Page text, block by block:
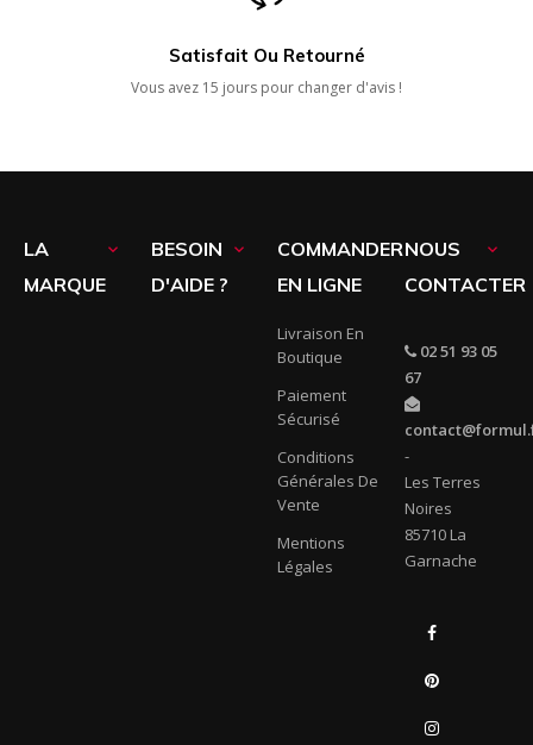
Satisfait Ou Retourné
Vous avez 15 jours pour changer d'avis !
LA
MARQUE

BESOIN
D'AIDE ?

COMMANDER
EN LIGNE
Livraison En
Boutique
Paiement
Sécurisé
Conditions
Générales De
Vente
Mentions
Légales
NOUS
CONTACTER

02 51 93 05
67
-
Les Terres
Noires
85710 La
Garnache